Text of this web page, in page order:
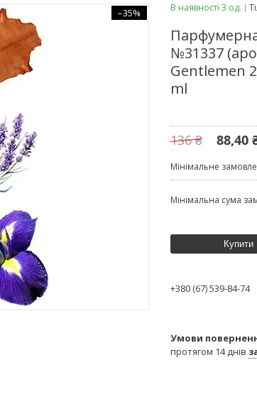
–35% В наявності 3 од.
Парфумерна
№31337
Gentlemen
ml
136 ₴ 88,40
Мінімальне
Мінімальна сума
Купити
+380 (67) 539-84-74
протягом 14 днів